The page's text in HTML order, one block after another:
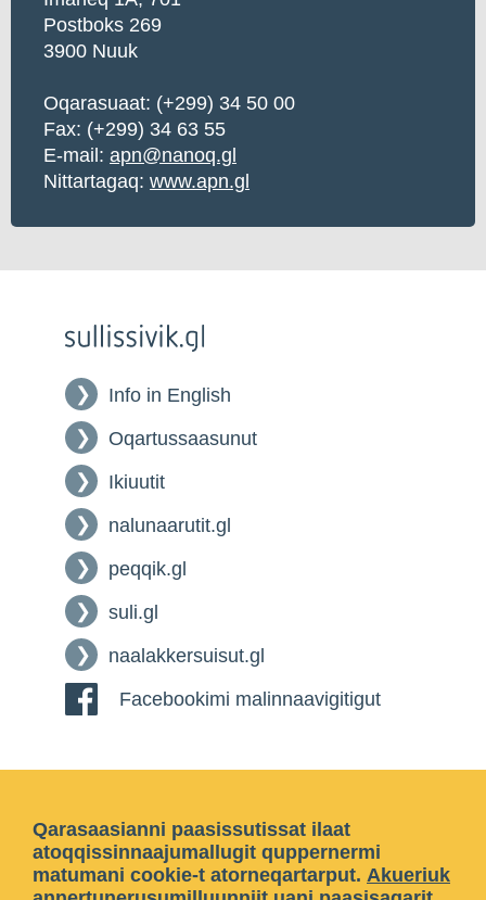
Postboks 269
3900 Nuuk
Oqarasuaat: (+299) 34 50 00
Fax: (+299) 34 63 55
E-mail: apn@nanoq.gl
Nittartagaq: www.apn.gl
Info in English
Oqartussaasunut
Ikiuutit
nalunaarutit.gl
peqqik.gl
suli.gl
naalakkersuisut.gl
Facebookimi malinnaavigitigut
Qarasaasianni paasissutissat ilaat
atoqqissinnaajumallugit quppernermi
matumani cookie-t atorneqartarput. Akueriuk